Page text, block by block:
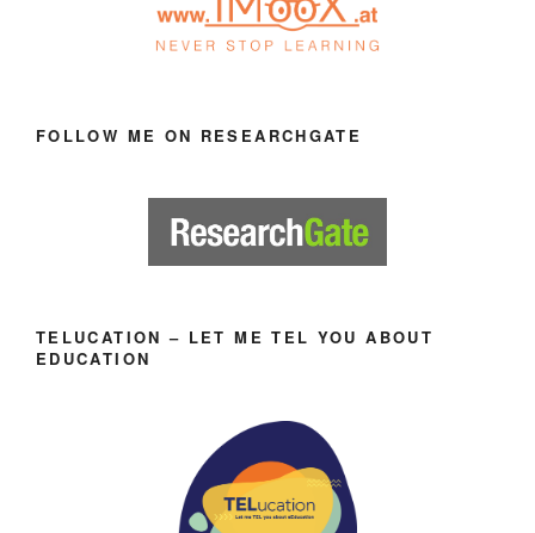
FOLLOW ME ON RESEARCHGATE
TELUCATION – LET ME TEL YOU ABOUT
EDUCATION